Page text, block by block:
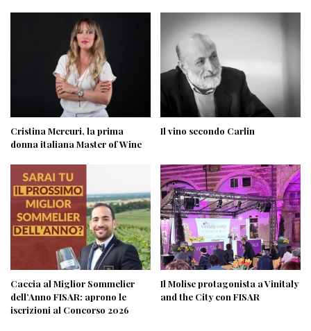
Cristina Mercuri, la prima
donna italiana Master of Wine
Il vino secondo Carlin
Caccia al Miglior Sommelier
dell’Anno FISAR: aprono le
iscrizioni al Concorso 2026
Il Molise protagonista a Vinitaly
and the City con FISAR